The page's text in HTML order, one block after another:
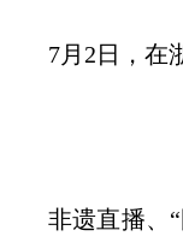
7月2日，在浙
非遗直播、“